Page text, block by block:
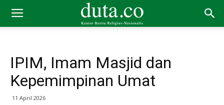
IPIM, Imam Masjid dan
Kepemimpinan Umat
11 April 2026